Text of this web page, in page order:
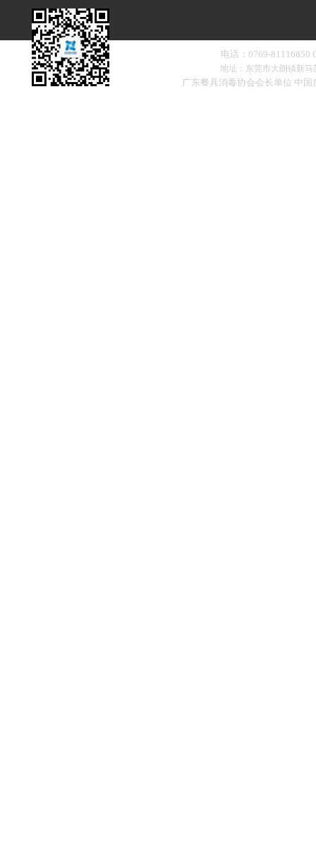
电话：0769-81116850
地址：东莞市大朗镇新
广东餐具消毒协会会长单位 中